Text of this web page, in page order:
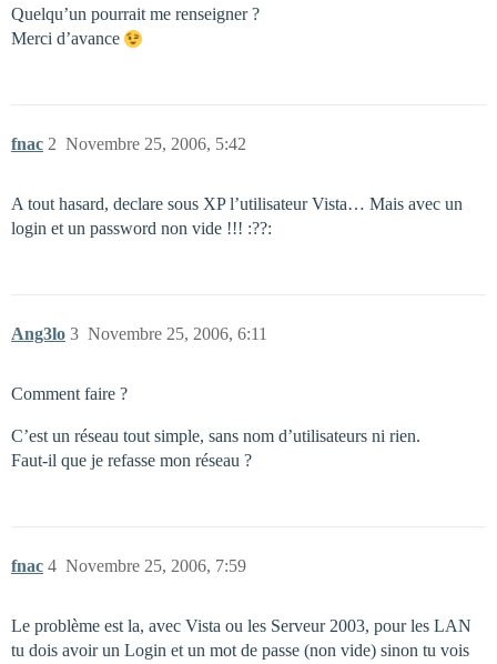
Quelqu’un pourrait me renseigner ?
Merci d’avance
fnac Novembre 25, 2006, 5:42
2
A tout hasard, declare sous XP l’utilisateur Vista… Mais avec un
login et un password non vide !!! :??:
Ang3lo Novembre 25, 2006, 6:11
3
Comment faire ?
C’est un réseau tout simple, sans nom d’utilisateurs ni rien.
Faut-il que je refasse mon réseau ?
fnac Novembre 25, 2006, 7:59
4
Le problème est la, avec Vista ou les Serveur 2003, pour les LAN
tu dois avoir un Login et un mot de passe (non vide) sinon tu vois